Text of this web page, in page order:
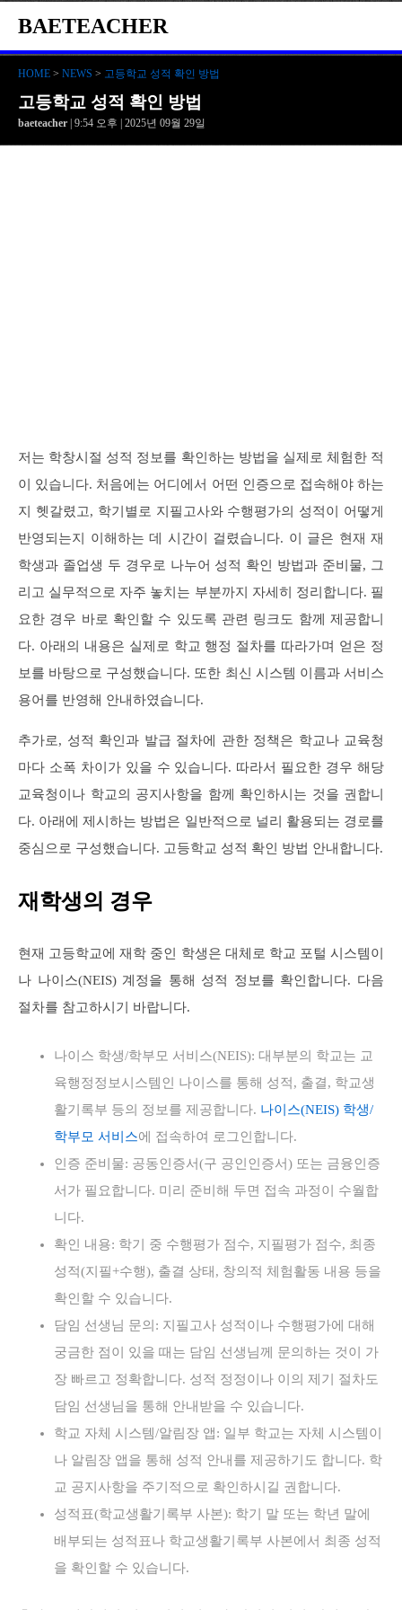
BAETEACHER
HOME > NEWS > 고등학교 성적 확인 방법
고등학교 성적 확인 방법
baeteacher | 9:54 오후 | 2025년 09월 29일
저는 학창시절 성적 정보를 확인하는 방법을 실제로 체험한 적
이 있습니다. 처음에는 어디에서 어떤 인증으로 접속해야 하는
지 헷갈렸고, 학기별로 지필고사와 수행평가의 성적이 어떻게
반영되는지 이해하는 데 시간이 걸렸습니다. 이 글은 현재 재
학생과 졸업생 두 경우로 나누어 성적 확인 방법과 준비물, 그
리고 실무적으로 자주 놓치는 부분까지 자세히 정리합니다. 필
요한 경우 바로 확인할 수 있도록 관련 링크도 함께 제공합니
다. 아래의 내용은 실제로 학교 행정 절차를 따라가며 얻은 정
보를 바탕으로 구성했습니다. 또한 최신 시스템 이름과 서비스
용어를 반영해 안내하였습니다.
추가로, 성적 확인과 발급 절차에 관한 정책은 학교나 교육청
마다 소폭 차이가 있을 수 있습니다. 따라서 필요한 경우 해당
교육청이나 학교의 공지사항을 함께 확인하시는 것을 권합니
다. 아래에 제시하는 방법은 일반적으로 널리 활용되는 경로를
중심으로 구성했습니다. 고등학교 성적 확인 방법 안내합니다.
재학생의 경우
현재 고등학교에 재학 중인 학생은 대체로 학교 포털 시스템이
나 나이스(NEIS) 계정을 통해 성적 정보를 확인합니다. 다음
절차를 참고하시기 바랍니다.
나이스 학생/학부모 서비스(NEIS): 대부분의 학교는 교
육행정정보시스템인 나이스를 통해 성적, 출결, 학교생
활기록부 등의 정보를 제공합니다. 나이스(NEIS) 학생/
학부모 서비스에 접속하여 로그인합니다.
인증 준비물: 공동인증서(구 공인인증서) 또는 금융인증
서가 필요합니다. 미리 준비해 두면 접속 과정이 수월합
니다.
확인 내용: 학기 중 수행평가 점수, 지필평가 점수, 최종
성적(지필+수행), 출결 상태, 창의적 체험활동 내용 등을
확인할 수 있습니다.
담임 선생님 문의: 지필고사 성적이나 수행평가에 대해
궁금한 점이 있을 때는 담임 선생님께 문의하는 것이 가
장 빠르고 정확합니다. 성적 정정이나 이의 제기 절차도
담임 선생님을 통해 안내받을 수 있습니다.
학교 자체 시스템/알림장 앱: 일부 학교는 자체 시스템이
나 알림장 앱을 통해 성적 안내를 제공하기도 합니다. 학
교 공지사항을 주기적으로 확인하시길 권합니다.
성적표(학교생활기록부 사본): 학기 말 또는 학년 말에
배부되는 성적표나 학교생활기록부 사본에서 최종 성적
을 확인할 수 있습니다.